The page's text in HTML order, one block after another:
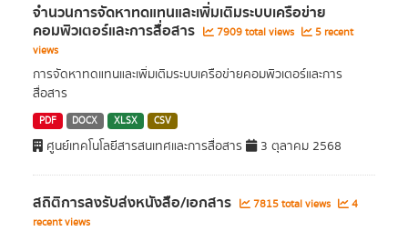
จำนวนการจัดหาทดแทนและเพิ่มเติมระบบเครือข่าย
คอมพิวเตอร์และการสื่อสาร 7909 total views
5 recent
views
การจัดหาทดแทนและเพิ่มเติมระบบเครือข่ายคอมพิวเตอร์และการ
สื่อสาร
PDF DOCX XLSX CSV
ศูนย์เทคโนโลยีสารสนเทศและการสื่อสาร 3 ตุลาคม 2568
สถิติการลงรับส่งหนังสือ/เอกสาร 7815 total views
4
recent views